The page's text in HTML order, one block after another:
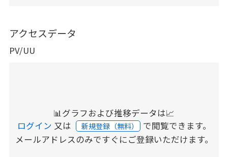
アクセスデータ
PV/UU
📊グラフおよび推移データは📈
ログイン 又は 新規登録（無料） で閲覧できます。
メールアドレスのみですぐにご登録いただけます。